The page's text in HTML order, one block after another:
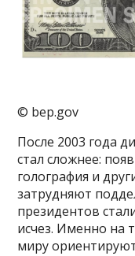
© bep.gov
После 2003 года
стал сложнее:
голография и
затрудняют
президентов
исчез. Именно на
миру